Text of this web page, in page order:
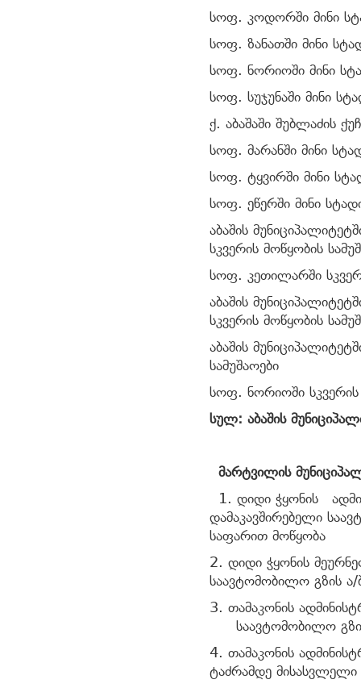
სოფ. კოდორში მინი
სოფ. ზანათში მინი
სოფ. ნორიოში მინი
სოფ. სუჯუნაში მინი
ქ. აბაშაში შუბლაძის
სოფ. მარანში მინი
სოფ. ტყვირში მინი
სოფ. ეწერში მინი
აბაშის
სკვერის მოწყობის
სოფ. კეთილარში
აბაშის
სკვერის მოწყობის
აბაშის
სამუშაოები
სოფ. ნორიოში
სულ: აბაშის
მარტვილის
1. დიდი ჭყონის
დამაკავშირებელი
საფარით მოწყობა
2. დიდი ჭყონის
საავტომობილო გზის
3. თამაკონის
საავტომობილო
4. თამაკონის
ტაძრამდე